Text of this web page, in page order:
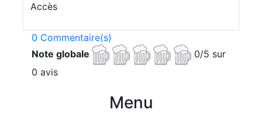
Accès
0 Commentaire(s)
Note globale
0/5 sur
0 avis
Menu